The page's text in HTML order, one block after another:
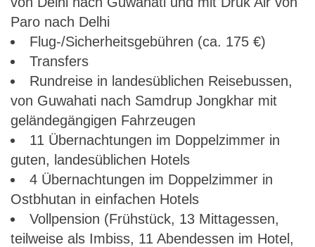
Paro nach Delhi
Flug-/Sicherheitsgebühren (ca. 175 €)
Transfers
Rundreise in landesüblichen Reisebussen,
von Guwahati nach Samdrup Jongkhar mit
geländegängigen Fahrzeugen
11 Übernachtungen im Doppelzimmer in
guten, landesüblichen Hotels
4 Übernachtungen im Doppelzimmer in
Ostbhutan in einfachen Hotels
Vollpension (Frühstück, 13 Mittagessen,
teilweise als Imbiss, 11 Abendessen im Hotel,